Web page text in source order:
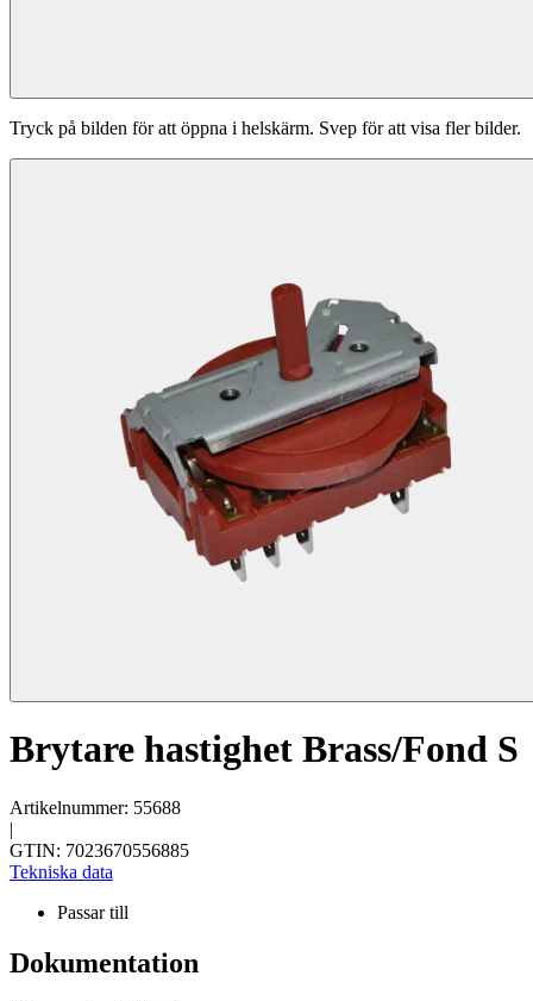
Tryck på bilden för att öppna i helskärm. Svep för att visa fler bilder.
Brytare hastighet Brass/Fond S
Artikelnummer: 55688
|
GTIN: 7023670556885
Tekniska data
Passar till
Dokumentation